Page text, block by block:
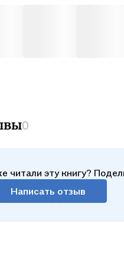
0
читали эту книгу?
Написать отзыв